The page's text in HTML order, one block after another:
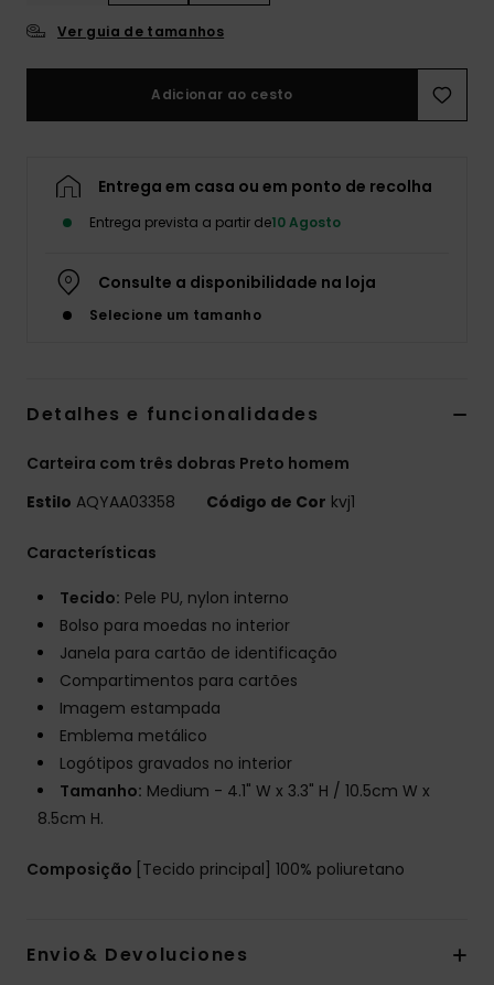
Ver guia de tamanhos
Adicionar ao cesto
Entrega em casa ou em ponto de recolha
Entrega prevista a partir de10 Agosto
Consulte a disponibilidade na loja
Selecione um tamanho
Detalhes e funcionalidades
Carteira com três dobras Preto homem
Estilo AQYAA03358 Código de Cor kvj1
Características
Tecido: Pele PU, nylon interno
Bolso para moedas no interior
Janela para cartão de identificação
Compartimentos para cartões
Imagem estampada
Emblema metálico
Logótipos gravados no interior
Tamanho: Medium - 4.1" W x 3.3" H / 10.5cm W x
8.5cm H.
Composição [Tecido principal] 100% poliuretano
Envio& Devoluciones